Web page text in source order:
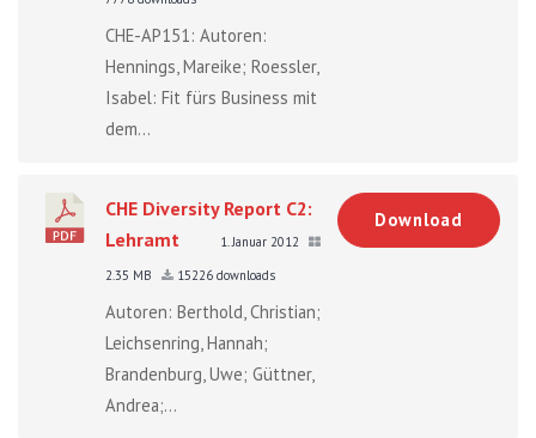
CHE-AP151: Autoren:
Hennings, Mareike; Roessler,
Isabel: Fit fürs Business mit
dem...
CHE Diversity Report C2:
Lehramt
1. Januar 2012
2.35 MB
15226 downloads
Autoren: Berthold, Christian;
Leichsenring, Hannah;
Brandenburg, Uwe; Güttner,
Andrea;...
Download